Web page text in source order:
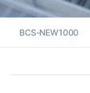
BCS-NEW1000